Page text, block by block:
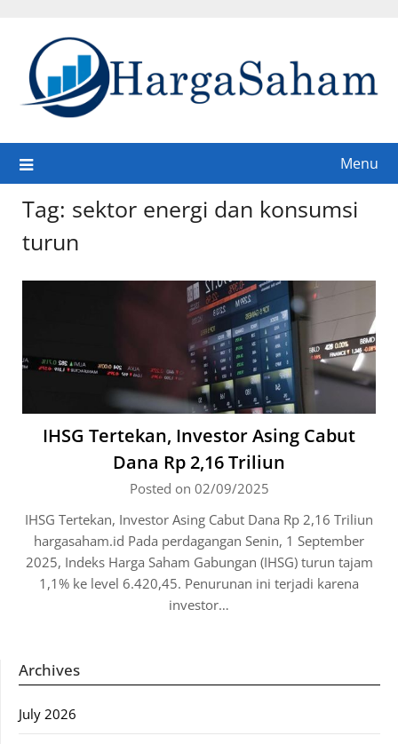
content
Menu
Tag: sektor energi dan konsumsi
turun
IHSG Tertekan, Investor Asing Cabut
Dana Rp 2,16 Triliun
Posted on 02/09/2025
IHSG Tertekan, Investor Asing Cabut Dana Rp 2,16 Triliun
hargasaham.id Pada perdagangan Senin, 1 September
2025, Indeks Harga Saham Gabungan (IHSG) turun tajam
1,1% ke level 6.420,45. Penurunan ini terjadi karena
investor…
Archives
July 2026